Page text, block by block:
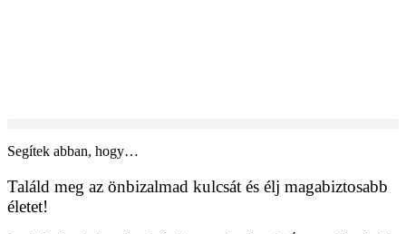
Segítek abban, hogy…
Találd meg az önbizalmad kulcsát és élj magabiztosabb
életet!